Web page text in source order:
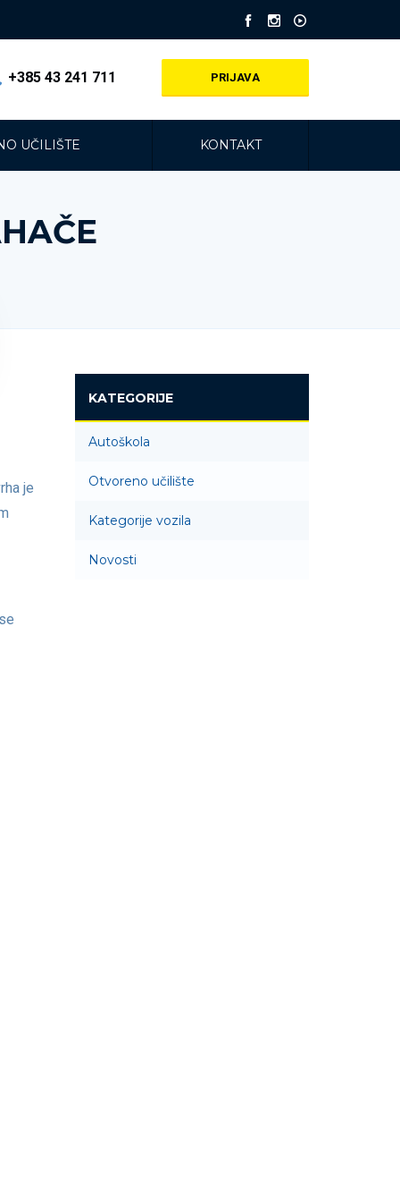
+385 43 241 711 PRIJAVA
UČILIŠTE KONTAKT
KATEGORIJE
Autoškola
Otvoreno učilište
Kategorije vozila
Novosti
je